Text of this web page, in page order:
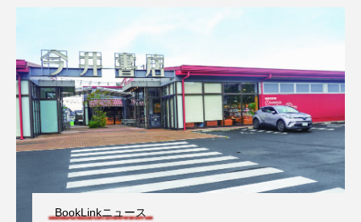
BookLinkニュース